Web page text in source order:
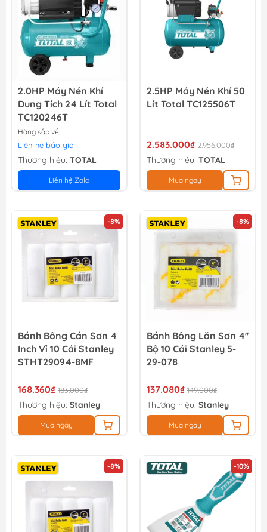
2.0HP Máy Nén Khí
Dung Tích 24 Lít Total
TC120246T
Hàng sắp về
Liên hệ báo giá
Thương hiệu: TOTAL
Liên hệ Zalo
2.5HP Máy Nén Khí 50
Lít Total TC125506T
2.583.000₫ 2.956.000₫
Thương hiệu: TOTAL
Mua ngay
-8%
Bánh Bông Cán Sơn 4
Inch Vỉ 10 Cái Stanley
STHT29094-8MF
168.360₫ 183.000₫
Thương hiệu: Stanley
Mua ngay
-8%
Bánh Bông Lăn Sơn 4''
Bộ 10 Cái Stanley 5-
29-078
137.080₫ 149.000₫
Thương hiệu: Stanley
Mua ngay
-8% -10%